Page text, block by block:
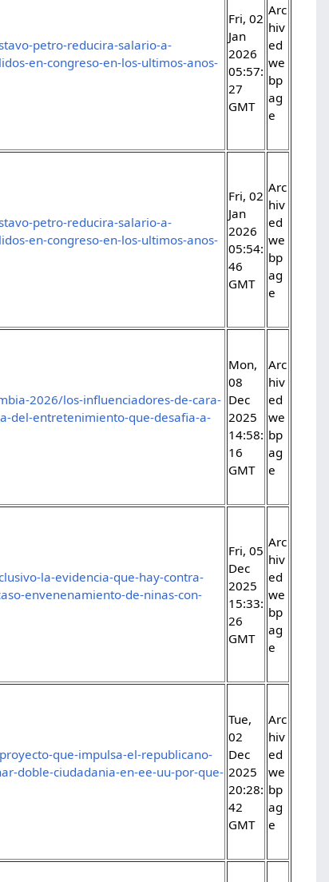
petro-reducira-salario-a-
en-congreso-en-los-ultimos-anos-
Fri, 02
Jan
2026
05:57:
27
GMT
Arc
hiv
ed
we
bp
ag
e
petro-reducira-salario-a-
en-congreso-en-los-ultimos-anos-
Fri, 02
Jan
2026
05:54:
46
GMT
Arc
hiv
ed
we
bp
ag
e
2026/los-influenciadores-de-cara-
del-entretenimiento-que-desafia-a-
Mon,
08
Dec
2025
14:58:
16
GMT
Arc
hiv
ed
we
bp
ag
e
la-evidencia-que-hay-contra-
envenenamiento-de-ninas-con-
Fri, 05
Dec
2025
15:33:
26
GMT
Arc
hiv
ed
we
bp
ag
e
que-impulsa-el-republicano-
doble-ciudadania-en-ee-uu-por-que-
Tue,
02
Dec
2025
20:28:
42
GMT
Arc
hiv
ed
we
bp
ag
e